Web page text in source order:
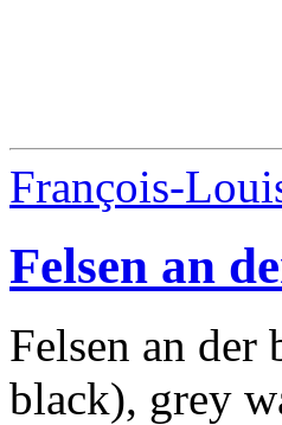
François-
Felsen an
Felsen an der
black), grey